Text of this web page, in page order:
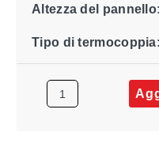
Altezza del pannello:
Tipo di termocoppia: